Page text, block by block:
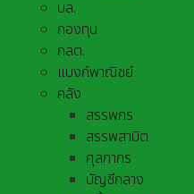
บล.
กองทุน
กลต.
แบงก์พาณิชย์
คลัง
สรรพกร
สรรพสามิต
ศุลกากร
บัญชีกลาง